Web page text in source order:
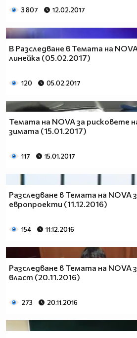
3 807 12.02.2017
В Разследване в Темата на
линейка (05.02.2017)
120 05.02.2017
Темата на NOVA за рисковете
зимата (15.01.2017)
117 15.01.2017
Разследване в Темата на NOVA
европроекти (11.12.2016)
154 11.12.2016
Разследване в Темата на NOVA
власт (20.11.2016)
273 20.11.2016